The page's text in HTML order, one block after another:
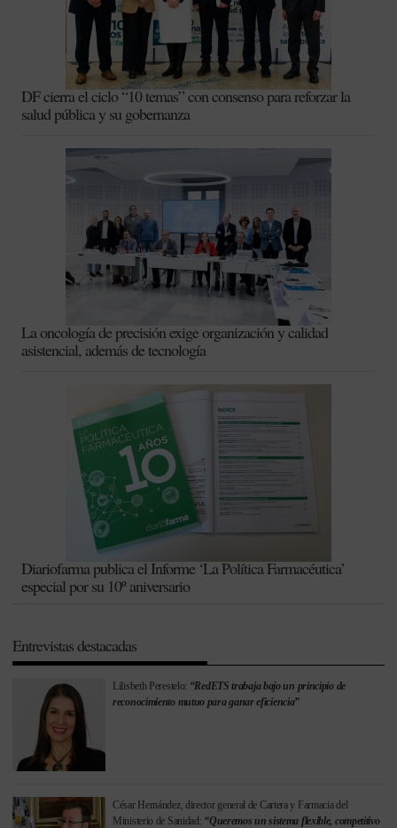
DF cierra el ciclo “10 temas” con consenso para reforzar la
salud pública y su gobernanza
La oncología de precisión exige organización y calidad
asistencial, además de tecnología
Diariofarma publica el Informe ‘La Política Farmacéutica’
especial por su 10º aniversario
Entrevistas destacadas
Lilisbeth Perestelo: “RedETS trabaja bajo un principio de
reconocimiento mutuo para ganar eficiencia”
César Hernández, director general de Cartera y Farmacia del
Ministerio de Sanidad: “Queremos un sistema flexible, competitivo